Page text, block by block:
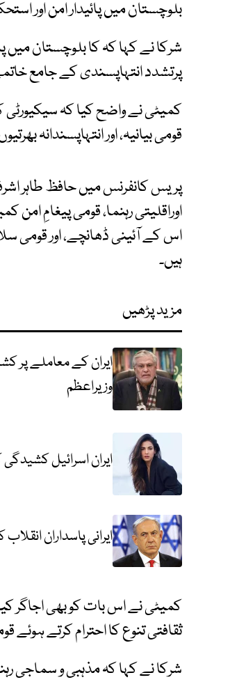
بلوچستان میں پائیدار امن اور
شرکا نے کہا کہ کا بلوچستان میں
پرتشدد انتہاپسندی کے جامع
کمیٹی نے واضح کیا کہ سیکیورٹی
قومی بیانیہ، اور انتہاپسندانہ
پریس کانفرنس میں حافظ طاہر
اس کے آئینی ڈھانچے، اور قومی
ہیں۔
مزید پڑھیں
ایران کے معاملے پر
وزیراعظم
ایران اسرائیل
ایرانی پاسداران
کمیٹی نے اس بات کو بھی اجاگر
ثقافتی تنوع کا احترام کرتے
شرکا نے کہا کہ مذہبی و سماجی